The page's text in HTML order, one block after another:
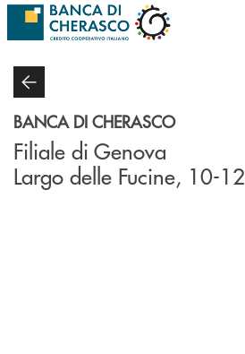
Salta al contenuto principale
BANCA DI CHERASCO
Filiale di Genova
Largo delle Fucine, 10-12